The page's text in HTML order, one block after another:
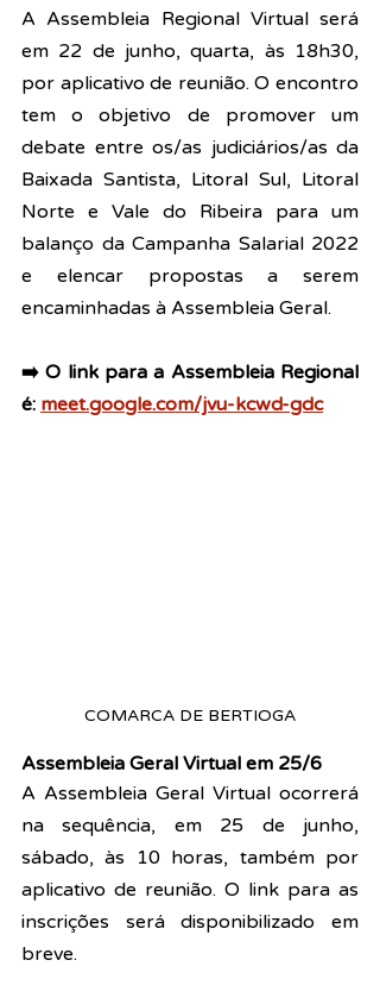
A Assembleia Regional Virtual será
em 22 de junho, quarta, às 18h30,
por aplicativo de reunião. O encontro
tem o objetivo de promover um
debate entre os/as judiciários/as da
Baixada Santista, Litoral Sul, Litoral
Norte e Vale do Ribeira para um
balanço da Campanha Salarial 2022
e elencar propostas a serem
encaminhadas à Assembleia Geral.
➡️ O link para a Assembleia Regional
é: meet.google.com/jvu-kcwd-gdc
COMARCA DE BERTIOGA
Assembleia Geral Virtual em 25/6
A Assembleia Geral Virtual ocorrerá
na sequência, em 25 de junho,
sábado, às 10 horas, também por
aplicativo de reunião. O link para as
inscrições será disponibilizado em
breve.